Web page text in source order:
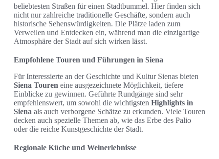
beliebtesten Straßen für einen Stadtbummel. Hier finden sich
nicht nur zahlreiche traditionelle Geschäfte, sondern auch
historische Sehenswürdigkeiten. Die Plätze laden zum
Verweilen und Entdecken ein, während man die einzigartige
Atmosphäre der Stadt auf sich wirken lässt.
Empfohlene Touren und Führungen in Siena
Für Interessierte an der Geschichte und Kultur Sienas bieten
Siena Touren eine ausgezeichnete Möglichkeit, tiefere
Einblicke zu gewinnen. Geführte Rundgänge sind sehr
empfehlenswert, um sowohl die wichtigsten Highlights in
Siena als auch verborgene Schätze zu erkunden. Viele Touren
decken auch spezielle Themen ab, wie das Erbe des Palio
oder die reiche Kunstgeschichte der Stadt.
Regionale Küche und Weinerlebnisse